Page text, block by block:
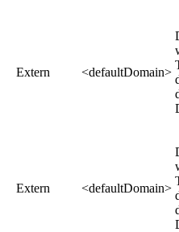
Extern <defaultDomain>
Extern <defaultDomain>